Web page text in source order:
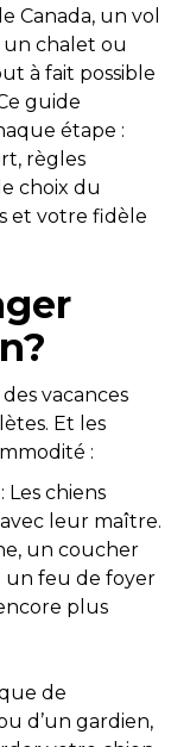
Canada, un vol
un chalet ou
à fait possible
guide
étape :
règles
choix du
et votre fidèle
vacances
Et les
:
Les chiens
leur maître.
un coucher
un feu de foyer
plus
de
d’un gardien,